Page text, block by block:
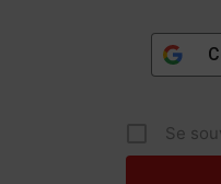
Se